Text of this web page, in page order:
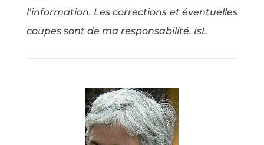
l’information. Les corrections et éventuelles
coupes sont de ma responsabilité. IsL